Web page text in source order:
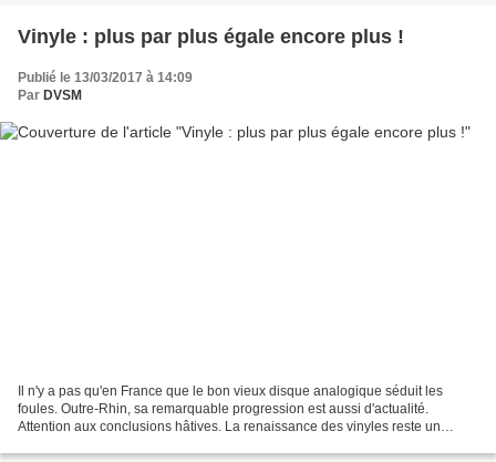
Vinyle : plus par plus égale encore plus !
Publié le 13/03/2017 à 14:09
Par DVSM
Il n'y a pas qu'en France que le bon vieux disque analogique séduit les
foules. Outre-Rhin, sa remarquable progression est aussi d'actualité.
Attention aux conclusions hâtives. La renaissance des vinyles reste un